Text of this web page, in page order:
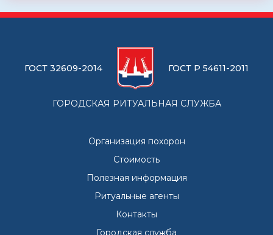
ГОСТ 32609-2014 ГОСТ Р 54611-2011
ГОРОДСКАЯ РИТУАЛЬНАЯ СЛУЖБА
Организация похорон
Стоимость
Полезная информация
Ритуальные агенты
Контакты
Городская служба